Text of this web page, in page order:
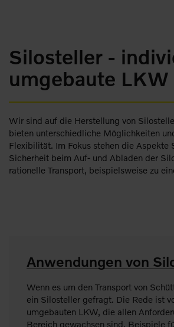
Silosteller -
umgebaute LKW
Wir sind auf die Herstellung von
bieten unterschiedliche Möglichkeiten
Flexibilität. Im Fokus stehen die Aspekte
Sicherheit beim Auf- und Abladen der
rationelle Transport, beispielsweise zu
Anwendungen von
Wenn es um den Transport von
ein Silosteller gefragt. Die Rede ist
umgebauten LKW, die allen
Bereich gewachsen sind. Beispiele